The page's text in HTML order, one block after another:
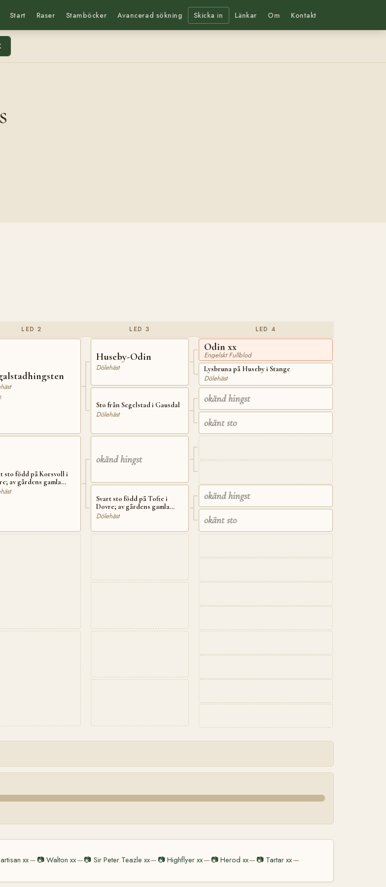
Start Raser Stamböcker Avancerad sökning Skicka in Länkar Om Kontakt
LED 2
sto född på Korsvoll i
av gårdens gamla
LED 3
Huseby-Odin
Dölehäst
Sto från Segelstad i Gausdal
Dölehäst
okänd hingst
Svart sto född på Tofte i
Dovre; av gårdens gamla
stam
Dölehäst
LED 4
Odin xx
Engelskt Fullblod
Lysbruna på Huseby i Stange
Dölehäst
okänd hingst
okänt sto
okänd hingst
okänt sto
xx— 📷Walton xx—📷 Sir Peter Teazle xx— 📷Highflyer xx— 📷 Herod xx— 📷 Tartar xx—